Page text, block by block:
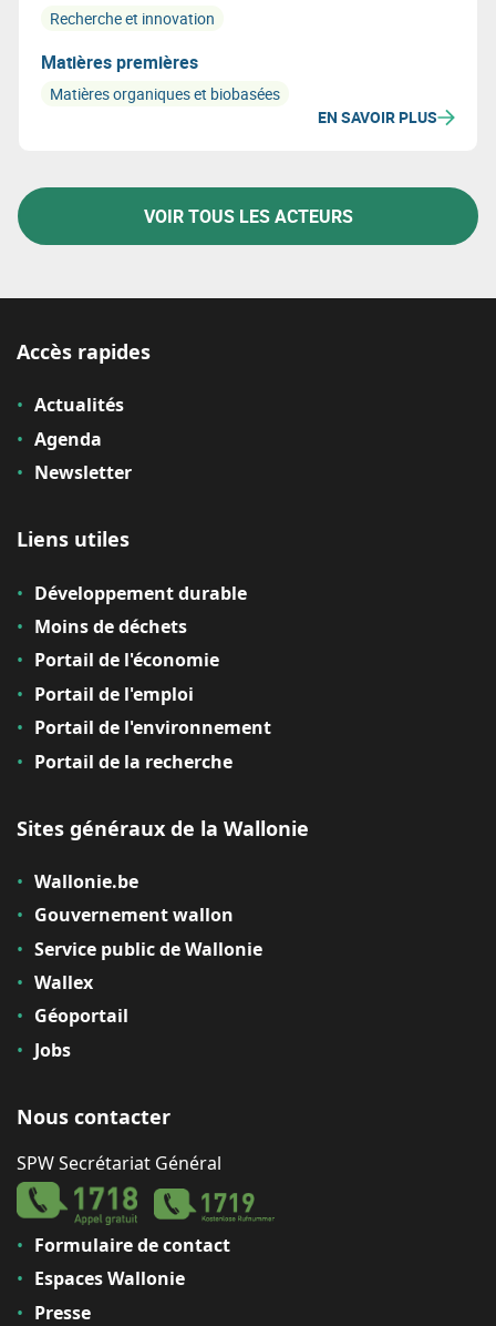
biomasse (EXTRACT), de l’environnement
emballage, textile et applications bio-basées).
Recherche et innovation
Matières premières
Matières organiques et biobasées
EN SAVOIR PLUS
VOIR TOUS LES ACTEURS
Accès rapides
Actualités
Agenda
Newsletter
Liens utiles
Développement durable
Moins de déchets
Portail de l'économie
Portail de l'emploi
Portail de l'environnement
Portail de la recherche
Sites généraux de la Wallonie
Wallonie.be
Gouvernement wallon
Service public de Wallonie
Wallex
Géoportail
Jobs
Nous contacter
SPW Secrétariat Général
Formulaire de contact
Espaces Wallonie
Presse